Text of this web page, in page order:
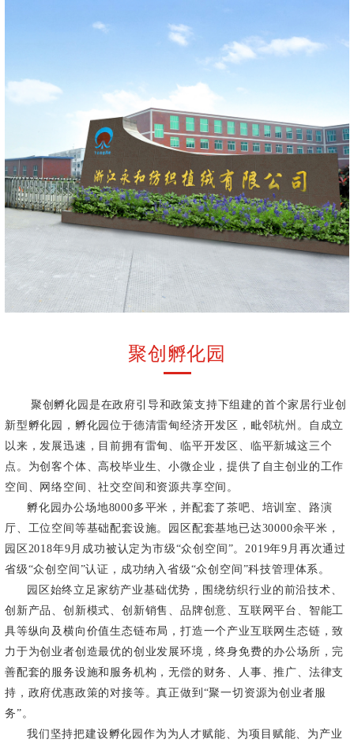
聚创孵化园
聚创孵化园是在政府引导和政策支持下组建的首个家居行业创
新型孵化园，孵化园位于德清雷甸经济开发区，毗邻杭州。自成立
以来，发展迅速，目前拥有雷甸、临平开发区、临平新城这三个
点。为创客个体、高校毕业生、小微企业，提供了自主创业的工作
空间、网络空间、社交空间和资源共享空间。
孵化园办公场地8000多平米，并配套了茶吧、培训室、路演
厅、工位空间等基础配套设施。园区配套基地已达30000余平米，
园区2018年9月成功被认定为市级“众创空间”。2019年9月再次通过
省级“众创空间”认证，成功纳入省级“众创空间”科技管理体系。
园区始终立足家纺产业基础优势，围绕纺织行业的前沿技术、
创新产品、创新模式、创新销售、品牌创意、互联网平台、智能工
具等纵向及横向价值生态链布局，打造一个产业互联网生态链，致
力于为创业者创造最优的创业发展环境，终身免费的办公场所，完
善配套的服务设施和服务机构，无偿的财务、人事、推广、法律支
持，政府优惠政策的对接等。真正做到“聚一切资源为创业者服
务”。
我们坚持把建设孵化园作为为人才赋能、为项目赋能、为产业